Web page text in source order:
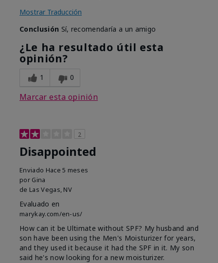
Mostrar Traducción
Conclusión Sí, recomendaría a un amigo
¿Le ha resultado útil esta
opinión?
1 0
Marcar esta opinión
2
Disappointed
Enviado Hace 5 meses
por Gina
de Las Vegas, NV
Evaluado en
marykay.com/en-us/
How can it be Ultimate without SPF? My husband and
son have been using the Men's Moisturizer for years,
and they used it because it had the SPF in it. My son
said he's now looking for a new moisturizer.